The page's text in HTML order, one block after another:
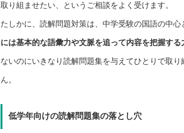
取り組ませたい、というご相談をよく受けます。
たしかに、読解問題対策は、中学受験の国語の中心
には基本的な語彙力や文脈を追って内容を把握する
ないのにいきなり読解問題集を与えてひとりで取
ん。
低学年向けの読解問題集の落とし穴